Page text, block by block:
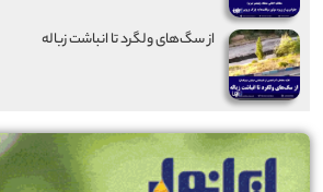
از سگ‌های ولگرد تا انباشت زباله